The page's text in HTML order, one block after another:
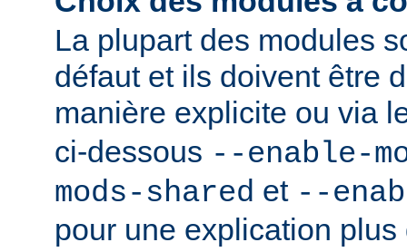
La plupart des modules
défaut et ils doivent être
manière explicite ou via
ci-dessous --enable-
mods-shared et --
pour une explication